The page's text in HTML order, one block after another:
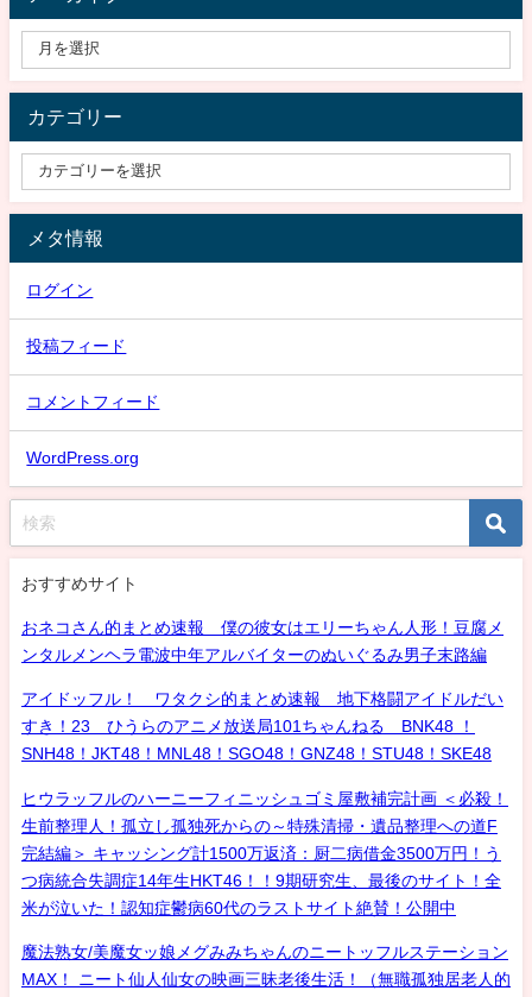
カテゴリー
メタ情報
ログイン
投稿フィード
コメントフィード
WordPress.org
おすすめサイト
おネコさん的まとめ速報 僕の彼女はエリーちゃん人形！豆腐メ
ンタルメンヘラ電波中年アルバイターのぬいぐるみ男子末路編
アイドッフル！ ワタクシ的まとめ速報 地下格闘アイドルだい
すき！23 ひうらのアニメ放送局101ちゃんねる BNK48 ！
SNH48！JKT48！MNL48！SGO48！GNZ48！STU48！SKE48
ヒウラッフルのハーニーフィニッシュゴミ屋敷補完計画 ＜必殺！
生前整理人！孤立し孤独死からの～特殊清掃・遺品整理への道F
完結編＞ キャッシング計1500万返済：厨二病借金3500万円！う
つ病統合失調症14年生HKT46！！9期研究生、最後のサイト！全
米が泣いた！認知症鬱病60代のラストサイト絶賛！公開中
魔法熟女/美魔女ッ娘メグみみちゃんのニートッフルステーション
MAX！ ニート仙人仙女の映画三昧老後生活！（無職孤独居老人的